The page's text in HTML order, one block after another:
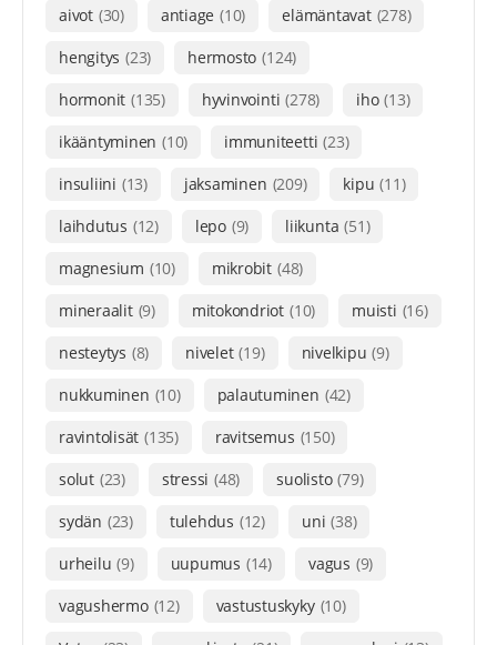
aivot (30) antiage (10) elämäntavat (278)
hengitys (23) hermosto (124)
hormonit (135) hyvinvointi (278) iho (13)
ikääntyminen (10) immuniteetti (23)
insuliini (13) jaksaminen (209) kipu (11)
laihdutus (12) lepo (9) liikunta (51)
magnesium (10) mikrobit (48)
mineraalit (9) mitokondriot (10) muisti (16)
nesteytys (8) nivelet (19) nivelkipu (9)
nukkuminen (10) palautuminen (42)
ravintolisät (135) ravitsemus (150)
solut (23) stressi (48) suolisto (79)
sydän (23) tulehdus (12) uni (38)
urheilu (9) uupumus (14) vagus (9)
vagushermo (12) vastustuskyky (10)